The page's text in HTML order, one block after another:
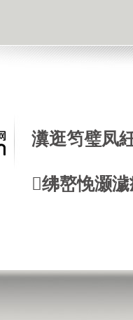
瀵逛笉璧凤
绋嶅悗灏